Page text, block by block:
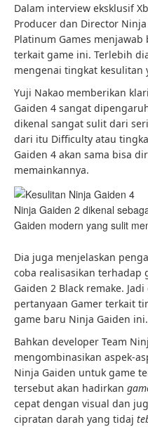
Dalam interview eksklusif
Producer dan Director
Platinum Games
terkait game ini. Terlebih
mengenai tingkat kesulitan
Yuji Nakao memberikan
Gaiden 4 sangat
dikenal sangat sulit dari
dari itu Difficulty atau
Gaiden 4 akan sama bisa
memainkannya.
Ninja Gaiden 2 dikenal
Gaiden modern yang sulit
Dia juga menjelaskan
coba realisasikan terhadap
Gaiden 2 Black remake.
pertanyaan Gamer terkait
game baru Ninja Gaiden ini.
Bahkan developer Team
mengombinasikan aspek-
Ninja Gaiden untuk game
tersebut akan hadirkan
cepat dengan visual dan
cipratan darah yang tidaj